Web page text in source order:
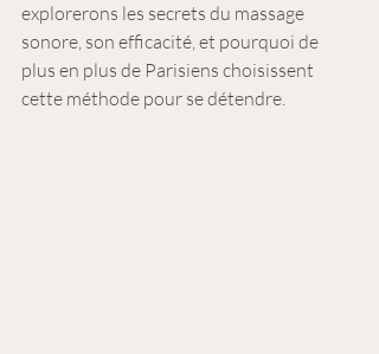
explorerons les secrets du massage
sonore, son efficacité, et pourquoi de
plus en plus de Parisiens choisissent
cette méthode pour se détendre.